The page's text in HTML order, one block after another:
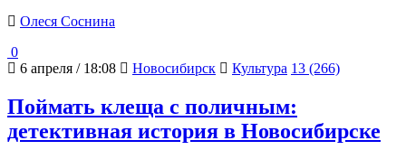
Олеся Соснина
0
6 апреля / 18:08
Новосибирск Культура 13 (266)
Поймать клеща с поличным:
детективная история в Новосибирске